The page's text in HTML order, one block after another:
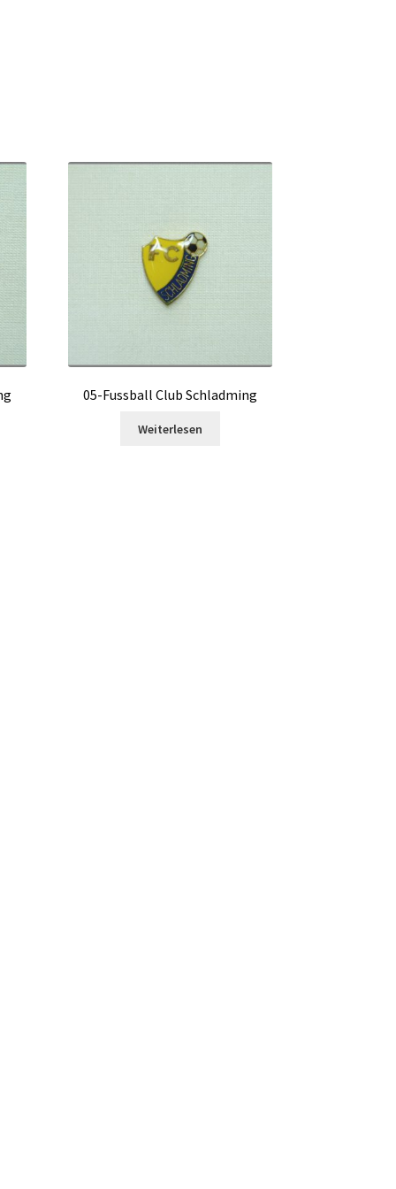
05-Fussball Club Schladming
Weiterlesen